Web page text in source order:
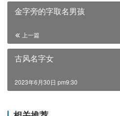
金字旁的字取名男孩
上一篇
古风名字女
2023年6月30日 pm9:30